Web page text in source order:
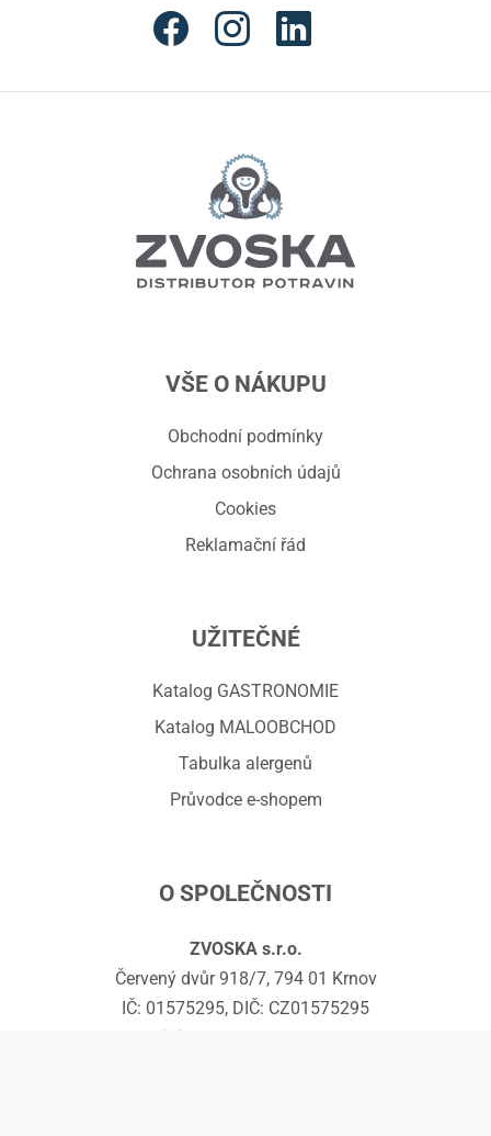
VŠE O NÁKUPU
Obchodní podmínky
Ochrana osobních údajů
Cookies
Reklamační řád
UŽITEČNÉ
Katalog GASTRONOMIE
Katalog MALOOBCHOD
Tabulka alergenů
Průvodce e-shopem
O SPOLEČNOSTI
ZVOSKA s.r.o.
Červený dvůr 918/7, 794 01 Krnov
IČ: 01575295, DIČ: CZ01575295
č.ú.: 258608451/0300